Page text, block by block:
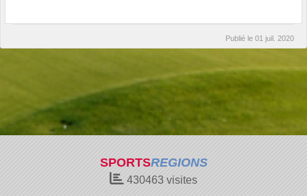
Publié le 01 juil. 2020
SPORTSREGIONS
430463 visites